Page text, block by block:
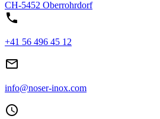
CH-5452 Oberrohrdorf
phone
+41 56 496 45 12
mail_outline
info@noser-inox.com
access_time